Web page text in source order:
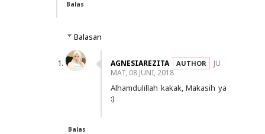
Balas
Balasan
AGNESIAREZITA
JU
MAT, 08 JUNI, 2018
Alhamdulillah kakak, Makasih ya
:)
Balas